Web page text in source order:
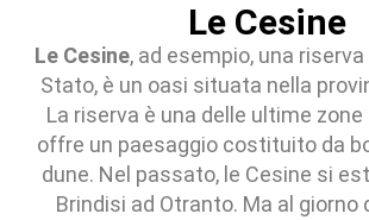
Le Cesine
Le Cesine, ad esempio, una
Stato, è un oasi situata nella
La riserva è una delle ultime zone
offre un paesaggio costituito da
dune. Nel passato, le Cesine si
Brindisi ad Otranto. Ma al giorno